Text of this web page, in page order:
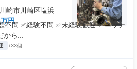
崎市川崎区塩浜
円
不問 ✅経験不問 ✅未経験歓迎 ∟ニッチ
ら...
+33個